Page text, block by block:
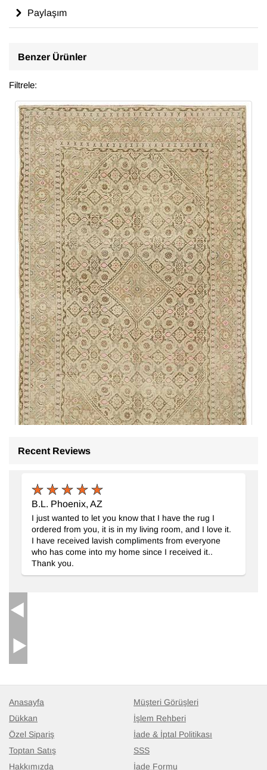
Paylaşım
Benzer Ürünler
Filtrele:
El Dokuma Vintage Halı
187 cm x 291 cm
67.488TL
Recent Reviews
B.L. Phoenix, AZ
I just wanted to let you know that I have the rug I
ordered from you, it is in my living room, and I love it.
I have received lavish compliments from everyone
who has come into my home since I received it..
Thank you.
Anasayfa
Dükkan
Özel Sipariş
Toptan Satış
Hakkımızda
Müşteri Görüşleri
İşlem Rehberi
İade & İptal Politikası
SSS
İade Formu